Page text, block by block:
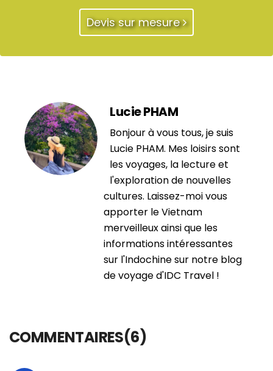
Devis sur mesure
Lucie PHAM
Bonjour à vous tous, je suis
Lucie PHAM. Mes loisirs sont
les voyages, la lecture et
l'exploration de nouvelles
cultures. Laissez-moi vous
apporter le Vietnam
merveilleux ainsi que les
informations intéressantes
sur l'Indochine sur notre blog
de voyage d'IDC Travel !
COMMENTAIRES(6)